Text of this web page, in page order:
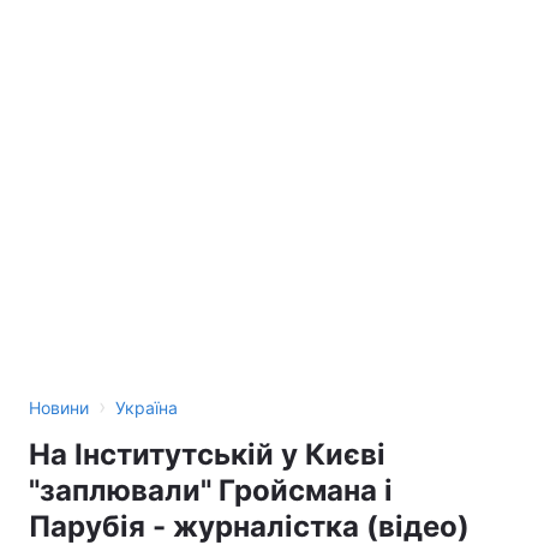
Новини › Україна
На Інститутській у Києві
"заплювали" Гройсмана і
Парубія - журналістка (відео)